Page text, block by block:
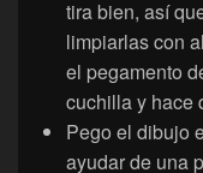
tira bien, así
limpiarlas con
el pegamento
cuchilla y hace
Pego el dibujo
ayudar de una